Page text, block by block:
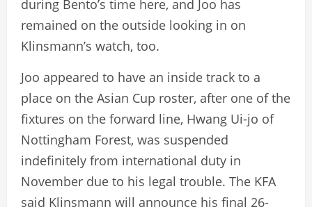
during Bento’s time here, and Joo has
remained on the outside looking in on
Klinsmann’s watch, too.
Joo appeared to have an inside track to a
place on the Asian Cup roster, after one of the
fixtures on the forward line, Hwang Ui-jo of
Nottingham Forest, was suspended
indefinitely from international duty in
November due to his legal trouble. The KFA
said Klinsmann will announce his final 26-